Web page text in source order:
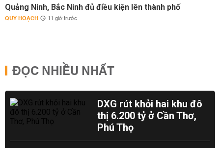
Quảng Ninh, Bắc Ninh đủ điều kiện lên thành phố
QUY HOẠCH 11 giờ trước
ĐỌC NHIỀU NHẤT
DXG rút khỏi hai khu đô
thị 6.200 tỷ ở Cần Thơ,
Phú Thọ